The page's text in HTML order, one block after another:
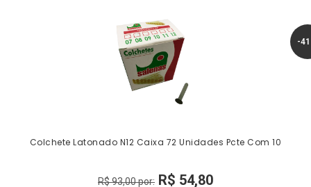
-
Colchete Latonado N12 Caixa 72 Unidades Pcte Com 10
R$93,00por: R$ 54,80